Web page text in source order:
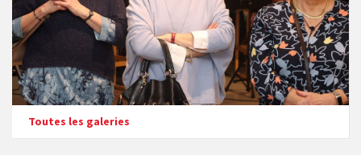
Toutes les galeries